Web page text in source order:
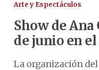
Arte y Espectáculos
Show de Ana
de junio en
La organización